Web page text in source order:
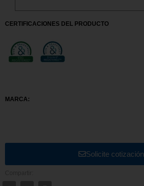
CERTIFICACIONES DEL PRODUCTO
MARCA:
Solicite cotización